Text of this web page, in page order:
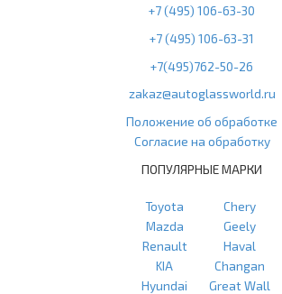
+7 (495) 106-63-30
+7 (495) 106-63-31
+7(495)762-50-26
zakaz@autoglassworld.ru
Положение об обработке
Согласие на обработку
ПОПУЛЯРНЫЕ МАРКИ
Toyota
Mazda
Renault
KIA
Hyundai
Chery
Geely
Haval
Changan
Great Wall